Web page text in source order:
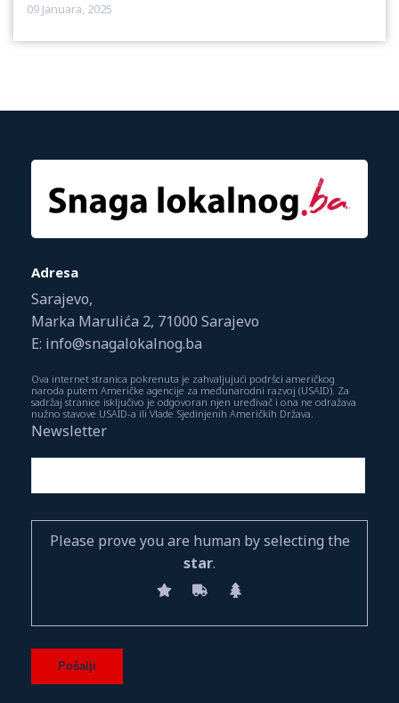
09 Januara, 2025
Adresa
Sarajevo,
Marka Marulića 2, 71000 Sarajevo
E: info@snagalokalnog.ba
Ova internet stranica pokrenuta je zahvaljujući podršci američkog
naroda putem Američke agencije za međunarodni razvoj (USAID). Za
sadržaj stranice isključivo je odgovoran njen uređivač i ona ne odražava
nužno stavove USAID-a ili Vlade Sjedinjenih Američkih Država.
Newsletter
Please prove you are human by selecting the
star.